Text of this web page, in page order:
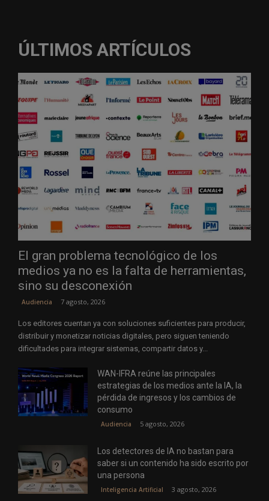
ÚLTIMOS ARTÍCULOS
El gran problema tecnológico de los
medios ya no es la falta de herramientas,
sino su desconexión
Audiencia 7 agosto, 2026
Los editores cuentan ya con soluciones suficientes para producir,
distribuir y monetizar noticias digitales, pero siguen teniendo
dificultades para integrar sistemas, compartir datos y...
WAN-IFRA reúne las principales
estrategias de los medios ante la IA, la
pérdida de ingresos y los cambios de
consumo
Audiencia 5 agosto, 2026
Los detectores de IA no bastan para
saber si un contenido ha sido escrito por
una persona
Inteligencia Artificial 3 agosto, 2026